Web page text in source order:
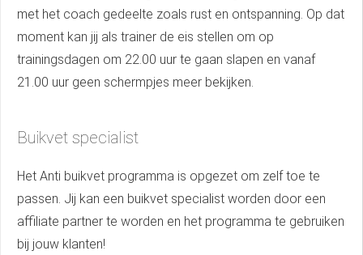
met het coach gedeelte zoals rust en ontspanning. Op dat
moment kan jij als trainer de eis stellen om op
trainingsdagen om 22.00 uur te gaan slapen en vanaf
21.00 uur geen schermpjes meer bekijken.
Buikvet specialist
Het Anti buikvet programma is opgezet om zelf toe te
passen. Jij kan een buikvet specialist worden door een
affiliate partner te worden en het programma te gebruiken
bij jouw klanten!